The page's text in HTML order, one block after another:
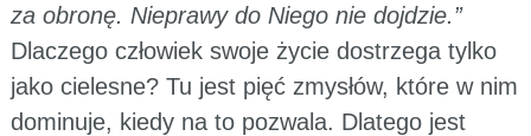
za obronę. Nieprawy do Niego nie dojdzie.”
Dlaczego człowiek swoje życie dostrzega tylko
jako cielesne? Tu jest pięć zmysłów, które w nim
dominuje, kiedy na to pozwala. Dlatego jest